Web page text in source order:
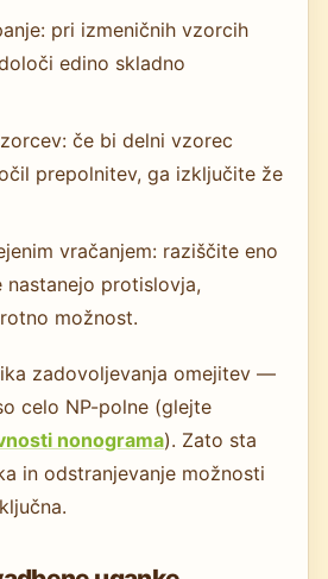
pri izmeničnih vzorcih
edino skladno
če bi delni vzorec
prepolnitev, ga izključite že
vračanjem: raziščite eno
nastanejo protislovja,
možnost.
zadovoljevanja omejitev —
celo NP-polne (glejte
nonograma). Zato sta
in odstranjevanje možnosti